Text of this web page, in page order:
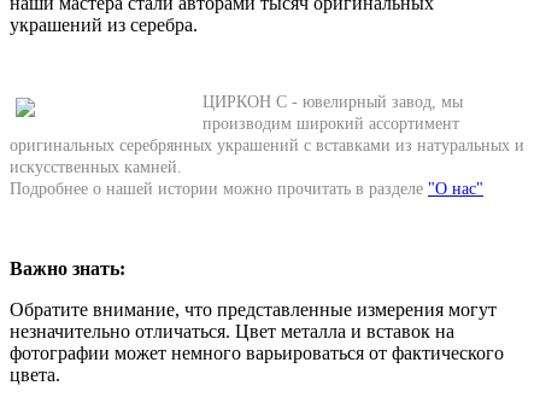
украшений из серебра.
ЦИРКОН С - ювелирный завод, мы
производим широкий ассортимент
оригинальных серебрянных украшений с вставками из натуральных и
искусственных камней.
Подробнее о нашей истории можно прочитать в разделе "О нас"
Важно знать:
Обратите внимание, что представленные измерения могут
незначительно отличаться. Цвет металла и вставок на
фотографии может немного варьироваться от фактического
цвета.